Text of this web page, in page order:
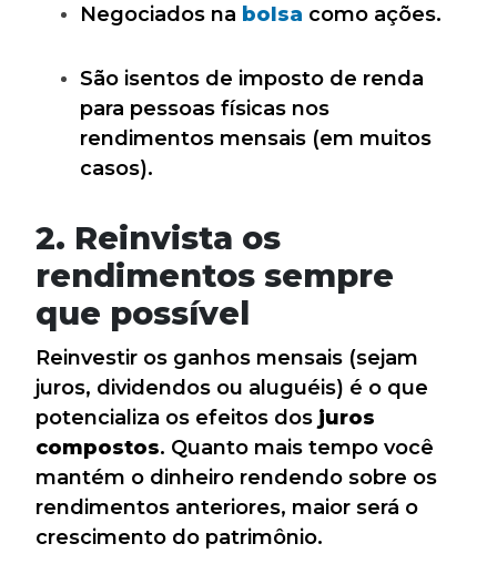
Negociados na bolsa como ações.
São isentos de imposto de renda
para pessoas físicas nos
rendimentos mensais (em muitos
casos).
2. Reinvista os
rendimentos sempre
que possível
Reinvestir os ganhos mensais (sejam
juros, dividendos ou aluguéis) é o que
potencializa os efeitos dos juros
compostos. Quanto mais tempo você
mantém o dinheiro rendendo sobre os
rendimentos anteriores, maior será o
crescimento do patrimônio.